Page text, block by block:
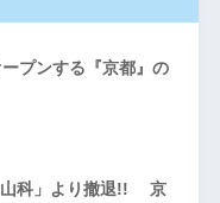
プンする『京都』の
山科」より撤退!! 京